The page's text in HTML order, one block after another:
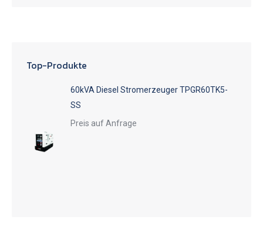
Top-Produkte
60kVA Diesel Stromerzeuger TPGR60TK5-
SS
Preis auf Anfrage